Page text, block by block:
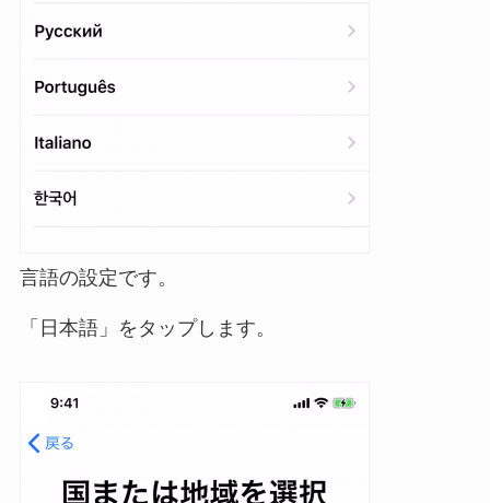
言語の設定です。
「日本語」をタップします。